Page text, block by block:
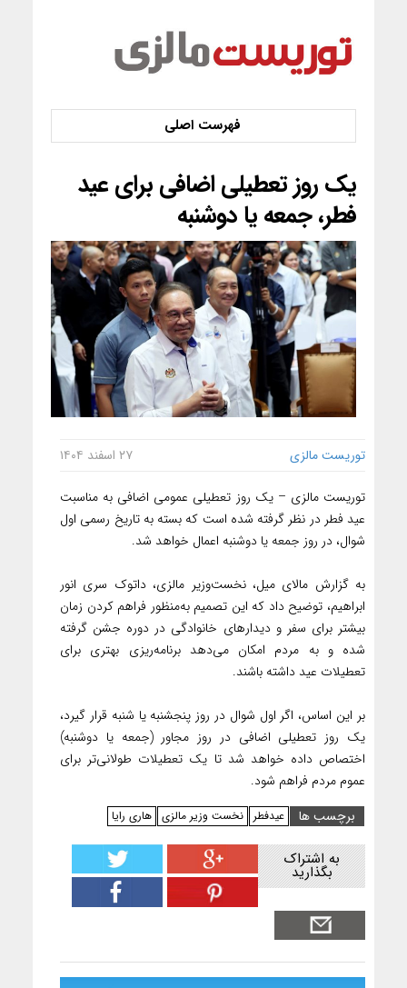
یک روز تعطیلی اضافی برای عید
فطر، جمعه یا دوشنبه
توریست مالزی ۲۷ اسفند ۱۴۰۴
توریست مالزی – یک روز تعطیلی عمومی اضافی به مناسبت
عید فطر در نظر گرفته شده است که بسته به تاریخ رسمی اول
شوال، در روز جمعه یا دوشنبه اعمال خواهد شد.
به گزارش مالای میل، نخست‌وزیر مالزی، داتوک سری انور
ابراهیم، توضیح داد که این تصمیم به‌منظور فراهم کردن زمان
بیشتر برای سفر و دیدارهای خانوادگی در دوره جشن گرفته
شده و به مردم امکان می‌دهد برنامه‌ریزی بهتری برای
تعطیلات عید داشته باشند.
بر این اساس، اگر اول شوال در روز پنجشنبه یا شنبه قرار گیرد،
یک روز تعطیلی اضافی در روز مجاور (جمعه یا دوشنبه)
اختصاص داده خواهد شد تا یک تعطیلات طولانی‌تر برای
عموم مردم فراهم شود.
برچسب ها
عیدفطر نخست وزیر مالزی هاری رایا
به اشتراک
بگذارید